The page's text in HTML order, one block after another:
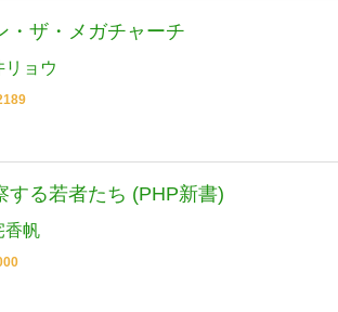
・ザ・メガチャーチ
リョウ
する若者たち (PHP新書)
香帆